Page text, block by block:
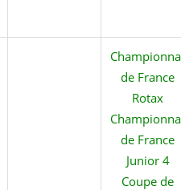
de France
Rotax
de France
Junior 4
Coupe de